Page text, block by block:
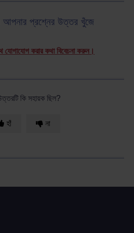
আপনার প্রশ্নের উত্তর খুঁজে
যোগাযোগ করার কথা বিবেচনা করুন।
কি সহায়ক ছিল?
হাঁ না